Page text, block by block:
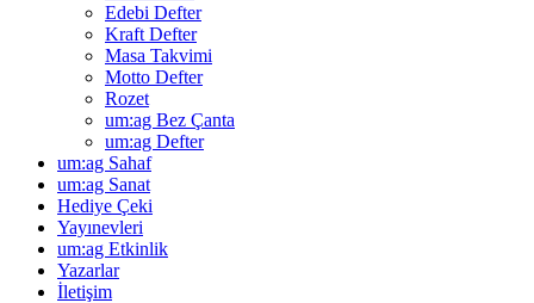
Edebi Defter
Kraft Defter
Masa Takvimi
Motto Defter
Rozet
um:ag Bez Çanta
um:ag Defter
um:ag Sahaf
um:ag Sanat
Hediye Çeki
Yayınevleri
um:ag Etkinlik
Yazarlar
İletişim